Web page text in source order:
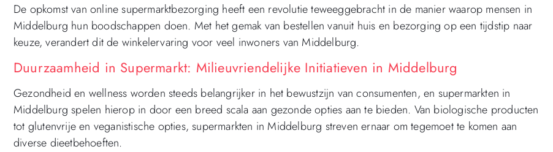
De opkomst van online supermarktbezorging heeft een revolutie teweeggebracht in de manier waarop mensen in
Middelburg hun boodschappen doen. Met het gemak van bestellen vanuit huis en bezorging op een tijdstip naar
keuze, verandert dit de winkelervaring voor veel inwoners van Middelburg.
Duurzaamheid in Supermarkt: Milieuvriendelijke Initiatieven in Middelburg
Gezondheid en wellness worden steeds belangrijker in het bewustzijn van consumenten, en supermarkten in
Middelburg spelen hierop in door een breed scala aan gezonde opties aan te bieden. Van biologische producten
tot glutenvrije en veganistische opties, supermarkten in Middelburg streven ernaar om tegemoet te komen aan
diverse dieetbehoeften.